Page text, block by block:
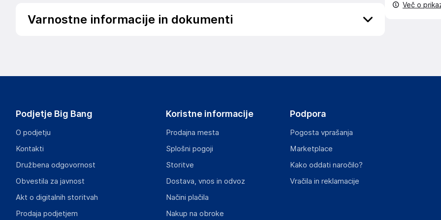
Varnostne informacije in dokumenti
info@arcos.com
Gospodarski subjekt s sedežem v EU, ki zagotavlja skladnost izdelka z zahtevanimi predpisi.
2006
Spain
Več o
Podjetje Big Bang
O podjetju
Kontakti
Družbena odgovornost
Obvestila za javnost
Akt o digitalnih storitvah
Prodaja podjetjem
Koristne informacije
Prodajna mesta
Splošni pogoji
Storitve
Dostava, vnos in odvoz
Načini plačila
Nakup na obroke
Podpora
Pogosta vprašanja
Marketplace
Kako oddati naročilo?
Vračila in reklamacije